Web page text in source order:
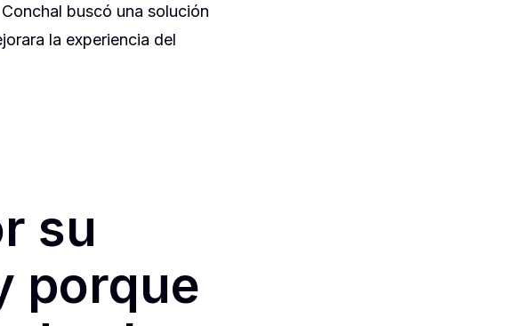
buscó una solución
la experiencia del
su
porque